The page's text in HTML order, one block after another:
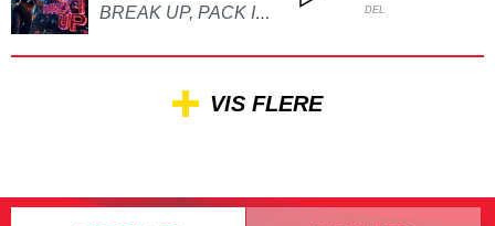
BREAK UP, PACK IT UP DEL
VIS FLERE